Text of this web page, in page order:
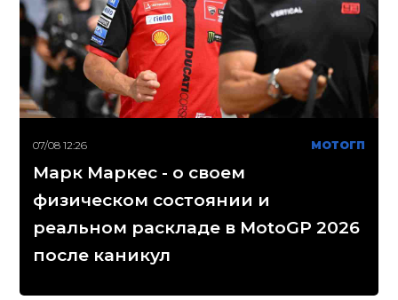
07/08 12:26 МОТОГП
Марк Маркес - о своем
физическом состоянии и
реальном раскладе в MotoGP 2026
после каникул